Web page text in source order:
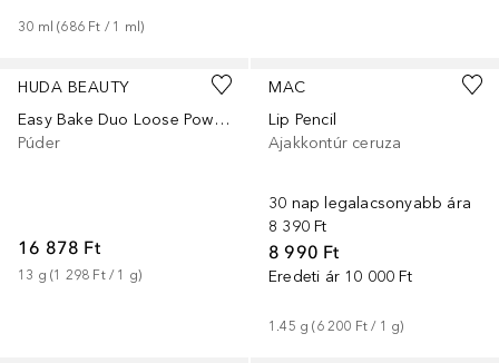
30 ml (686 Ft / 1 ml)
HUDA BEAUTY
Easy Bake Duo Loose Powder
Púder
16 878 Ft
13 g (1 298 Ft / 1 g)
MAC
Lip Pencil
Ajakkontúr ceruza
30 nap legalacsonyabb ára
8 390 Ft
8 990 Ft
Eredeti ár 10 000 Ft
1.45 g (6 200 Ft / 1 g)
+6